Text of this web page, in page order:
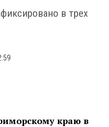
в трех
краю в